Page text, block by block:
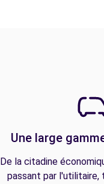
Une large
De la citadine
passant par l'utilitaire,